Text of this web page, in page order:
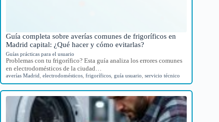
Guía completa sobre averías comunes de frigoríficos en
Madrid capital: ¿Qué hacer y cómo evitarlas?
Guías prácticas para el usuario
Problemas con tu frigorífico? Esta guía analiza los errores comunes
en electrodomésticos de la ciudad…
averías Madrid electrodomésticos frigoríficos guía usuario servicio técnico